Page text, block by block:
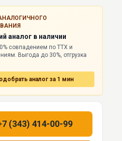
аналог в наличии
совпадением по ТТХ и
Выгода до 30%, отгрузка
аналог за 1 мин
(343) 414-00-99